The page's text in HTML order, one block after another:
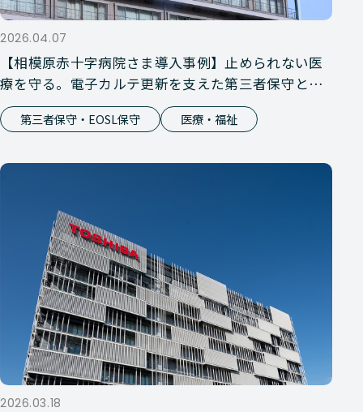
2026.04.07
【相模原赤十字病院さま導入事例】止められない医
療を守る。電子カルテ更新を支えた第三者保守とい
う選択
第三者保守・EOSL保守 医療・福祉
2026.03.18